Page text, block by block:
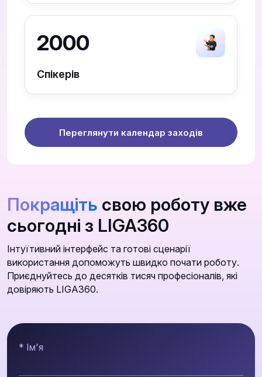
2000
Спікерів
Переглянути календар заходів
Покращіть свою роботу вже
сьогодні з LIGA360
Інтуїтивний інтерфейс та готові сценарії
використання допоможуть швидко почати роботу.
Приєднуйтесь до десятків тисяч професіоналів, які
довіряють LIGA360.
* Ім'я